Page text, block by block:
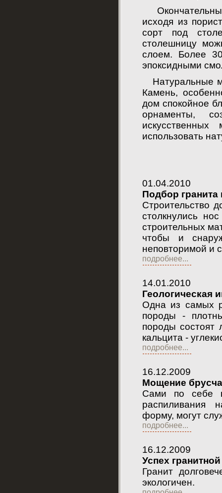
исходя из
сорт под
столешницу
слоем. Более
эпоксидными
Натуральные
Камень,
дом спокойное
орнаменты,
использовать
01.04.2010
Подбор гранита
Строительство
столкнулись
строительных
чтобы и
неповторимой и
подробнее...
14.01.2010
Геологическая
Одна из самых
породы -
породы состоят
кальцита -
подробнее...
16.12.2009
Мощение
Сами по себе
распиливания
форму, могут
подробнее...
16.12.2009
Успех
Гранит
экологичен.